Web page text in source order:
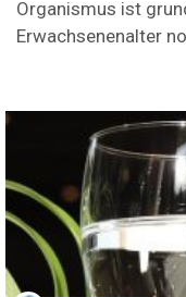
Organismus ist
Erwachsenenalter